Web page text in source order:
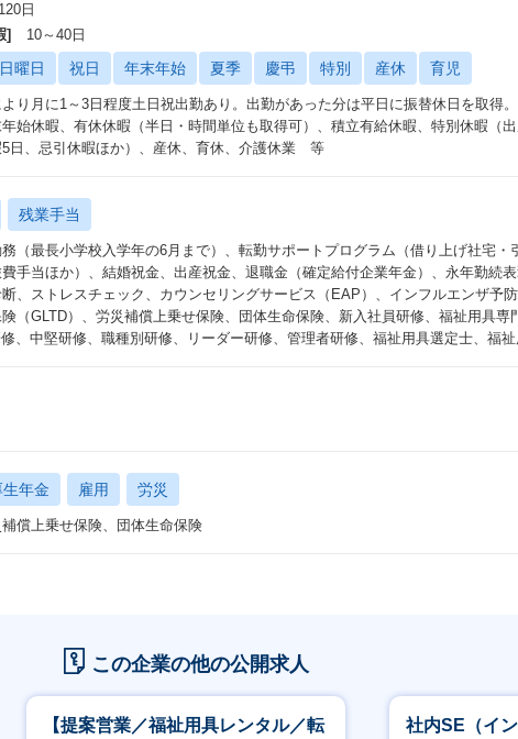
120日
]
10～40日
日曜日 祝日 年末年始 夏季 慶弔 特別 産休 育児
り月に1～3日程度土日祝出勤あり。出勤があった分は平日に振替休日を取得
始休暇、有休休暇（半日・時間単位も取得可）、積立有給休暇、特別休暇（
5日、忌引休暇ほか）、産休、育休、介護休業 等
残業手当
（最長小学校入学年の6月まで）、転勤サポートプログラム（借り上げ社宅・
手当ほか）、結婚祝金、出産祝金、退職金（確定給付企業年金）、永年勤続
、ストレスチェック、カウンセリングサービス（EAP）、インフルエンザ予
（GLTD）、労災補償上乗せ保険、団体生命保険、新入社員研修、福祉用具専
、中堅研修、職種別研修、リーダー研修、管理者研修、福祉用具選定士、福
生年金 雇用 労災
償上乗せ保険、団体生命保険
この企業の他の公開求人
【提案営業／福祉用具レンタル／転
社内SE（イ